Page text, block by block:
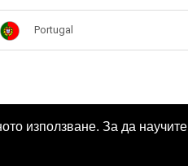
използване. За да научите
Portugal